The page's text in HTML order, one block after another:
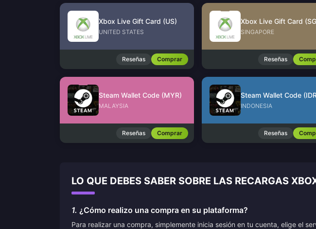
Xbox Live Gift Card (US)
UNITED STATES
Reseñas Comprar
Xbox Live Gift Card
SINGAPORE
Reseñas
Steam Wallet Code (MYR)
MALAYSIA
Reseñas Comprar
Steam Wallet Code
INDONESIA
Reseñas
LO QUE DEBES SABER SOBRE LAS RECARGAS
1. ¿Cómo realizo una compra en su plataforma?
Para realizar una compra, simplemente inicia sesión en tu cuenta, elige el